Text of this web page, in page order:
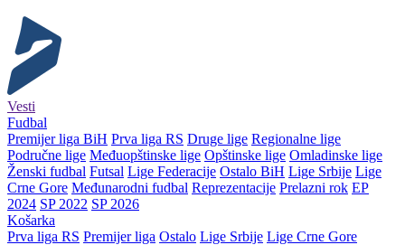
Vesti
Fudbal
Premijer liga BiH Prva liga RS Druge lige Regionalne lige
Područne lige Međuopštinske lige Opštinske lige Omladinske lige
Ženski fudbal Futsal Lige Federacije Ostalo BiH Lige Srbije Lige
Crne Gore Međunarodni fudbal Reprezentacije Prelazni rok EP
2024 SP 2022 SP 2026
Košarka
Prva liga RS Premijer liga Ostalo Lige Srbije Lige Crne Gore